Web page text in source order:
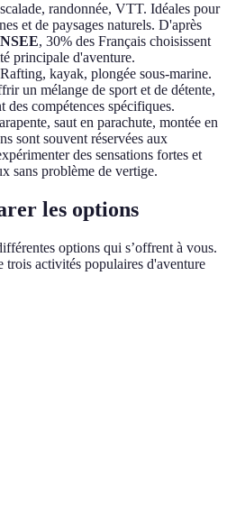
randonnée, VTT. Idéales pour
et de paysages naturels. D'après
, 30% des Français choisissent
principale d'aventure.
kayak, plongée sous-marine.
un mélange de sport et de détente,
des compétences spécifiques.
saut en parachute, montée en
sont souvent réservées aux
des sensations fortes et
sans problème de vertige.
les options
options qui s’offrent à vous.
activités populaires d'aventure